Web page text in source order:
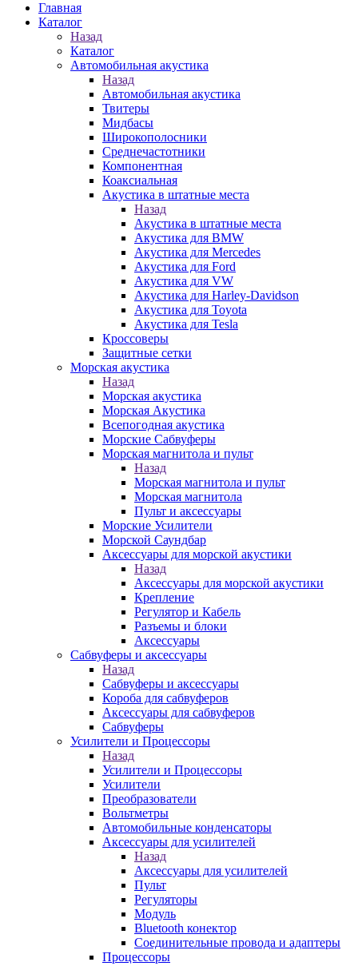
Главная
Каталог
Назад
Каталог
Автомобильная акустика
Назад
Автомобильная акустика
Твитеры
Мидбасы
Широкополосники
Среднечастотники
Компонентная
Коаксиальная
Акустика в штатные места
Назад
Акустика в штатные места
Акустика для BMW
Акустика для Mercedes
Акустика для Ford
Акустика для VW
Акустика для Harley-Davidson
Акустика для Toyota
Акустика для Tesla
Кроссоверы
Защитные сетки
Морская акустика
Назад
Морская акустика
Морская Акустика
Всепогодная акустика
Морские Сабвуферы
Морская магнитола и пульт
Назад
Морская магнитола и пульт
Морская магнитола
Пульт и аксессуары
Морские Усилители
Морской Cаундбар
Аксессуары для морской акустики
Назад
Аксессуары для морской акустики
Крепление
Регулятор и Кабель
Разъемы и блоки
Аксессуары
Сабвуферы и аксессуары
Назад
Сабвуферы и аксессуары
Короба для сабвуферов
Аксессуары для сабвуферов
Сабвуферы
Усилители и Процессоры
Назад
Усилители и Процессоры
Усилители
Преобразователи
Вольтметры
Автомобильные конденсаторы
Аксессуары для усилителей
Назад
Аксессуары для усилителей
Пульт
Регуляторы
Модуль
Bluetooth конектор
Соединительные провода и адаптеры
Процессоры